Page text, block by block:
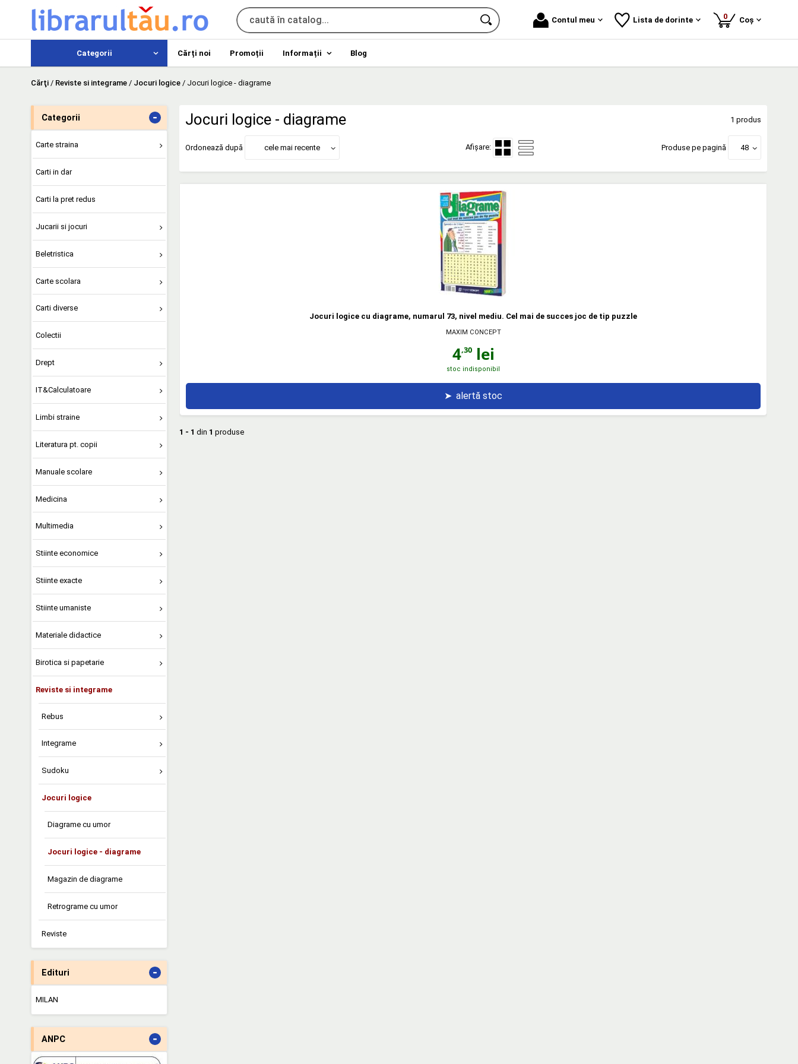
Contul meu Lista de dorinte 0produse
Coș
Categorii Cărți noi Promoții Informații Blog
Cărţi / Reviste si integrame / Jocuri logice / Jocuri logice - diagrame
Categorii -
Carte straina
Carti in dar
Carti la pret redus
Jucarii si jocuri
Beletristica
Carte scolara
Carti diverse
Colectii
Drept
IT&Calculatoare
Limbi straine
Literatura pt. copii
Manuale scolare
Medicina
Multimedia
Stiinte economice
Stiinte exacte
Stiinte umaniste
Materiale didactice
Birotica si papetarie
Reviste si integrame
Rebus
Integrame
Sudoku
Jocuri logice
Diagrame cu umor
Jocuri logice - diagrame
Magazin de diagrame
Retrograme cu umor
Reviste
Edituri -
MILAN
ANPC -
Jocuri logice - diagrame 1 produs
Ordonează după cele mai recente Afișare: Produse pe pagină 48
Jocuri logice cu diagrame, numarul 73, nivel mediu. Cel mai de succes joc de tip puzzle
MAXIM CONCEPT
4,30lei
stoc indisponibil
➤ alertă stoc
1 - 1 din 1 produse